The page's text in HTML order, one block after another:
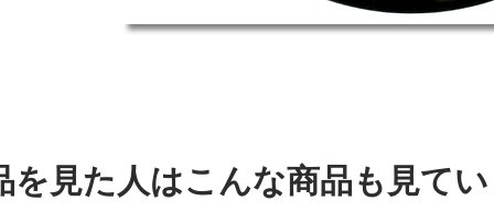
を見た人はこんな商品も見て